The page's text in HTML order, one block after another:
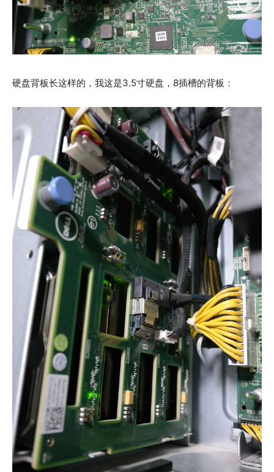
硬盘背板长这样的，我这是3.5寸硬盘，8插槽的背板：